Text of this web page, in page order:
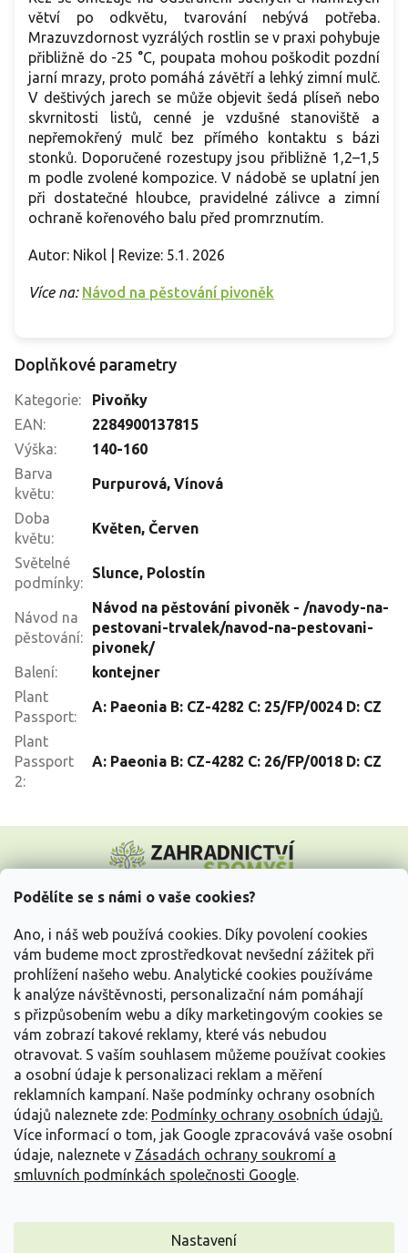
Podělíte se s námi o vaše cookies?
Ano, i náš web používá cookies. Díky povolení cookies
vám budeme moct zprostředkovat nevšední zážitek při
prohlížení našeho webu. Analytické cookies používáme
k analýze návštěvnosti, personalizační nám pomáhají
s přizpůsobením webu a díky marketingovým cookies se
vám zobrazí takové reklamy, které vás nebudou
otravovat. S vaším souhlasem můžeme používat cookies
a osobní údaje k personalizaci reklam a měření
reklamních kampaní. Naše podmínky ochrany osobních
údajů naleznete zde: Podmínky ochrany osobních údajů.
Více informací o tom, jak Google zpracovává vaše osobní
údaje, naleznete v Zásadách ochrany soukromí a
smluvních podmínkách společnosti Google.
Nastavení
větví po odkvětu, tvarování nebývá potřeba.
Mrazuvzdornost vyzrálých rostlin se v praxi pohybuje
přibližně do -25 °C, poupata mohou poškodit pozdní
jarní mrazy, proto pomáhá závětří a lehký zimní mulč.
V deštivých jarech se může objevit šedá plíseň nebo
skvrnitosti listů, cenné je vzdušné stanoviště a
nepřemokřený mulč bez přímého kontaktu s bázi
stonků. Doporučené rozestupy jsou přibližně 1,2–1,5
m podle zvolené kompozice. V nádobě se uplatní jen
při dostatečné hloubce, pravidelné zálivce a zimní
ochraně kořenového balu před promrznutím.
Autor: Nikol | Revize: 5.1. 2026
Více na: Návod na pěstování pivoněk
Doplňkové parametry
Kategorie:
Pivoňky
EAN:
2284900137815
Výška:
140-160
Barva
květu:
Purpurová, Vínová
Doba
květu:
Květen, Červen
Světelné
podmínky:
Slunce, Polostín
Návod na
pěstování:
Návod na pěstování pivoněk - /navody-na-
pestovani-trvalek/navod-na-pestovani-
pivonek/
Balení:
kontejner
Plant
Passport:
A: Paeonia B: CZ-4282 C: 25/FP/0024 D: CZ
Plant
Passport
2:
A: Paeonia B: CZ-4282 C: 26/FP/0018 D: CZ
p
Vše o nákupu
Informace pro Vás
Kontakujte nás
Vytvořil Shoptet